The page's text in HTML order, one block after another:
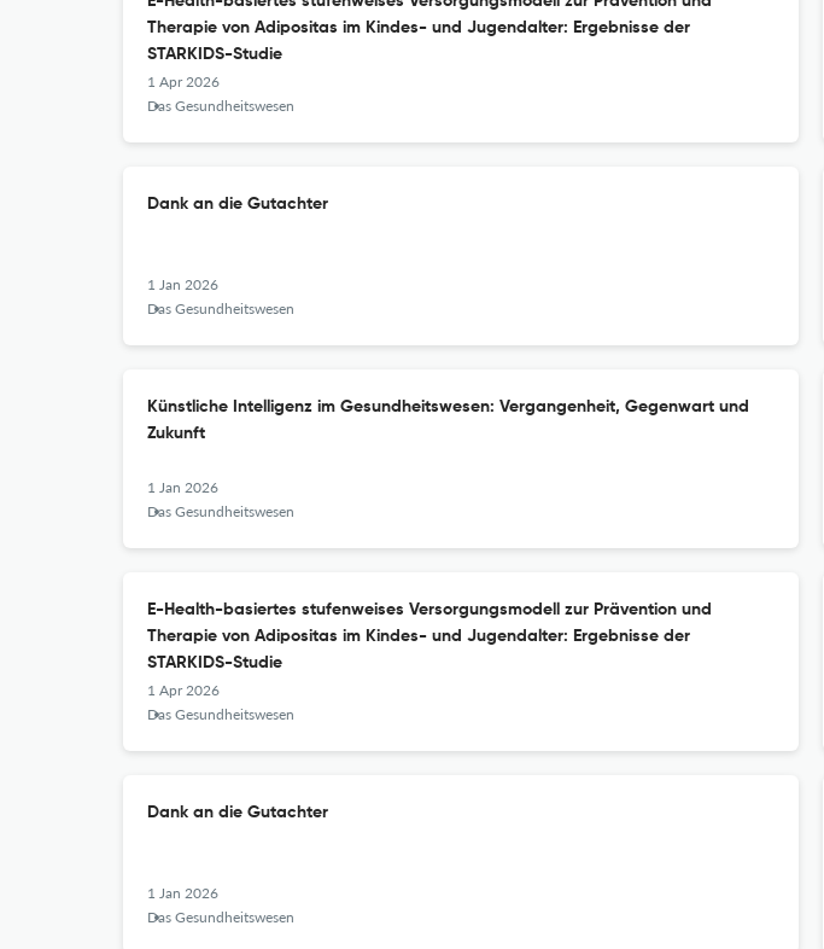
Therapie von Adipositas im Kindes- und Jugendalter: Ergebnisse der
STARKIDS-Studie
1 Apr 2026
Das Gesundheitswesen
Dank an die Gutachter
1 Jan 2026
Das Gesundheitswesen
Künstliche Intelligenz im Gesundheitswesen: Vergangenheit, Gegenwart und
Zukunft
1 Jan 2026
Das Gesundheitswesen
E-Health-basiertes stufenweises Versorgungsmodell zur Prävention und
Therapie von Adipositas im Kindes- und Jugendalter: Ergebnisse der
STARKIDS-Studie
1 Apr 2026
Das Gesundheitswesen
Dank an die Gutachter
1 Jan 2026
Das Gesundheitswesen